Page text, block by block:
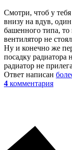
Смотри, чтоб у
внизу на вдув,
башенного типа, то
вентилятор не
Ну и конечно же
посадку радиатора
радиатор не
Ответ написан
4 комментария